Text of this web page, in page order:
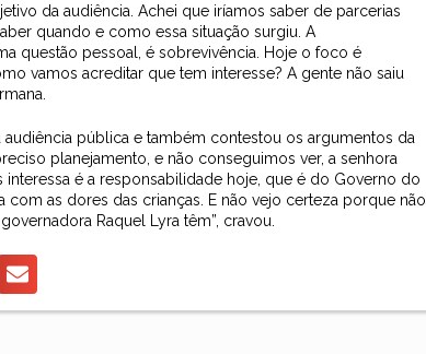
da audiência. Achei que iríamos saber de parcerias
quando e como essa situação surgiu. A
questão pessoal, é sobrevivência. Hoje o foco é
vamos acreditar que tem interesse? A gente não saiu
pública e também contestou os argumentos da
planejamento, e não conseguimos ver, a senhora
interessa é a responsabilidade hoje, que é do Governo do
as dores das crianças. E não vejo certeza porque não
Raquel Lyra têm”, cravou.